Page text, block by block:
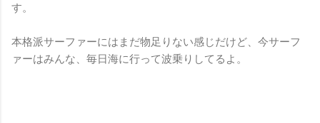
す。
本格派サーファーにはまだ物足りない感じだけど、今サーフ
ァーはみんな、毎日海に行って波乗りしてるよ。